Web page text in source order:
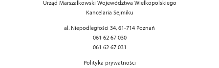
Urząd Marszałkowski Województwa Wielkopolskiego
Kancelaria Sejmiku
al. Niepodległości 34, 61-714 Poznań
061 62 67 030
061 62 67 031
Polityka prywatności